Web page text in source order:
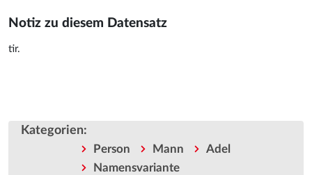
Notiz zu diesem Datensatz
tir.
Kategorien:
Person Mann
Adel
Namensvariante